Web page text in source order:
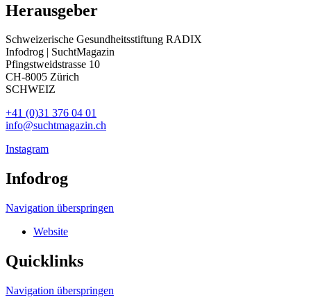
Herausgeber
Schweizerische Gesundheitsstiftung RADIX
Infodrog | SuchtMagazin
Pfingstweidstrasse 10
CH-8005 Zürich
SCHWEIZ
+41 (0)31 376 04 01
info@suchtmagazin.ch
Instagram
Infodrog
Navigation überspringen
Website
Quicklinks
Navigation überspringen